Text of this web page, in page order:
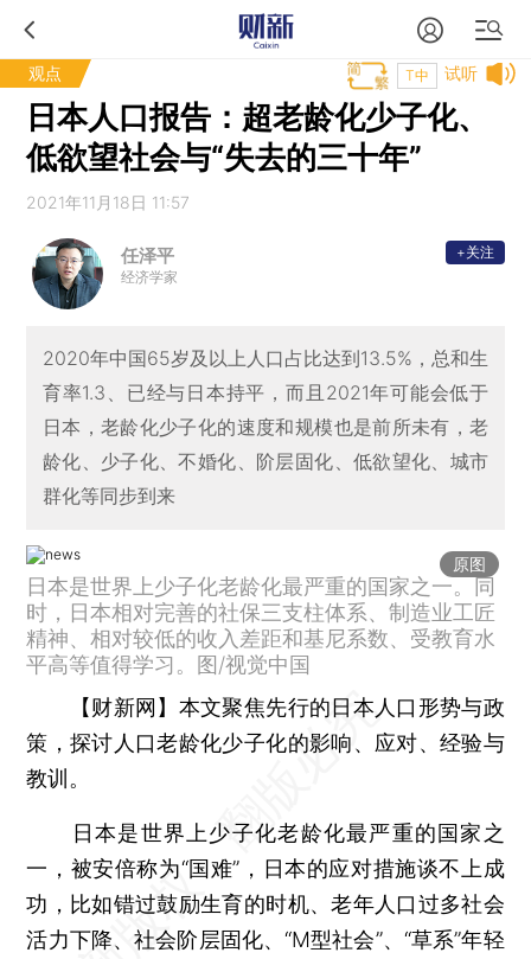
观点 试听
T中
日本人口报告：超老龄化少子化、
低欲望社会与“失去的三十年”
2021年11月18日 11:57
任泽平
经济学家
+关注
2020年中国65岁及以上人口占比达到13.5%，总和生
育率1.3、已经与日本持平，而且2021年可能会低于
日本，老龄化少子化的速度和规模也是前所未有，老
龄化、少子化、不婚化、阶层固化、低欲望化、城市
群化等同步到来
原图
日本是世界上少子化老龄化最严重的国家之一。同
时，日本相对完善的社保三支柱体系、制造业工匠
精神、相对较低的收入差距和基尼系数、受教育水
平高等值得学习。图/视觉中国
【财新网】 本文聚焦先行的日本人口形势与政
策，探讨人口老龄化少子化的影响、应对、经验与
教训。
日本是世界上少子化老龄化最严重的国家之
一，被安倍称为“国难”，日本的应对措施谈不上成
功，比如错过鼓励生育的时机、老年人口过多社会
活力下降、社会阶层固化、“M型社会”、“草系”年轻